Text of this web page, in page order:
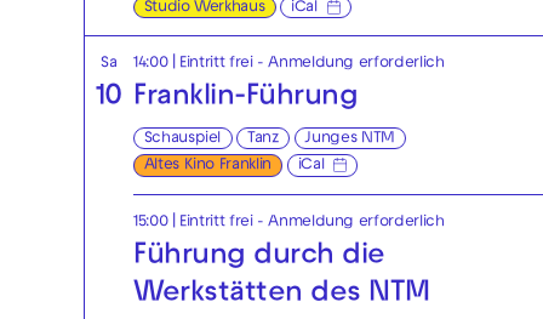
Studio Werkhaus
iCal
Sa
10
14:00| Eintritt frei - Anmeldung erforderlich
Franklin-Führung
Schauspiel Tanz
Junges NTM
Altes Kino Franklin
iCal
15:00| Eintritt frei - Anmeldung erforderlich
Führung durch die
Werkstätten des NTM